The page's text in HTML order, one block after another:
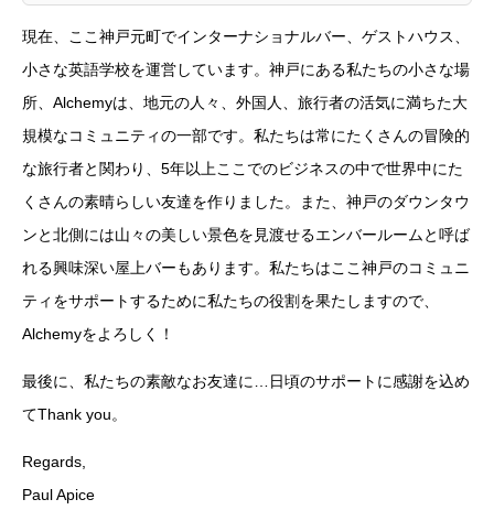
現在、ここ神戸元町でインターナショナルバー、ゲストハウス、
小さな英語学校を運営しています。神戸にある私たちの小さな場
所、Alchemyは、地元の人々、外国人、旅行者の活気に満ちた大
規模なコミュニティの一部です。私たちは常にたくさんの冒険的
な旅行者と関わり、5年以上ここでのビジネスの中で世界中にた
くさんの素晴らしい友達を作りました。また、神戸のダウンタウ
ンと北側には山々の美しい景色を見渡せるエンバールームと呼ば
れる興味深い屋上バーもあります。私たちはここ神戸のコミュニ
ティをサポートするために私たちの役割を果たしますので、
Alchemyをよろしく！
最後に、私たちの素敵なお友達に…日頃のサポートに感謝を込め
てThank you。
Regards,
Paul Apice